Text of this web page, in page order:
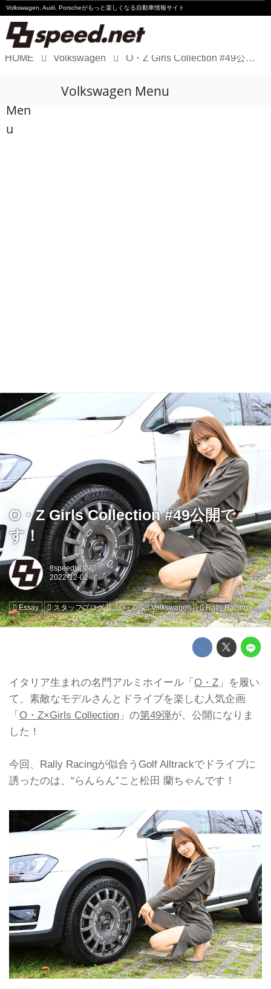
Volkswagen, Audi, Porscheがもっと楽しくなる自動車情報サイト
Audi
HOME Volkswagen O・Z Girls Collection #49公開です！
Men
u
Volkswagen Menu
O・Z Girls Collection #49公開で
す！
8speed編集部
Essay スタッフブログ O・Z Volkswagen Rally Racing
イタリア生まれの名門アルミホイール「O・Z 」を履い
て、素敵なモデルさんとドライブを楽しむ人気企画
「O・Z×Girls Collection 」の第49弾が、公開になりま
した！
今回、Rally Racingが似合うGolf Alltrackでドライブに
誘ったのは、“らんらん”こと松田 蘭ちゃんです！